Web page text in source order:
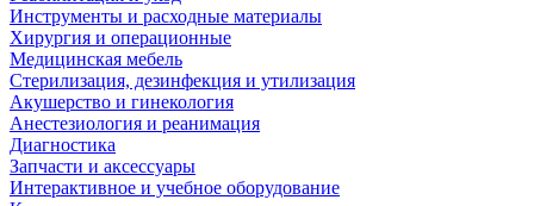
Инструменты и расходные материалы
Хирургия и операционные
Медицинская мебель
Стерилизация, дезинфекция и утилизация
Акушерство и гинекология
Анестезиология и реанимация
Диагностика
Запчасти и аксессуары
Интерактивное и учебное оборудование